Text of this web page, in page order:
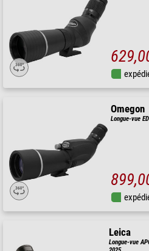
Omegon
Longue-vue
Leica
Longue-vue